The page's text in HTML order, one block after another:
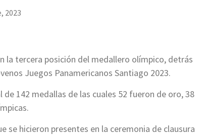
2023
la tercera posición del medallero olímpico, detrás
Juegos Panamericanos Santiago 2023.
142 medallas de las cuales 52 fueron de oro, 38
se hicieron presentes en la ceremonia de clausura